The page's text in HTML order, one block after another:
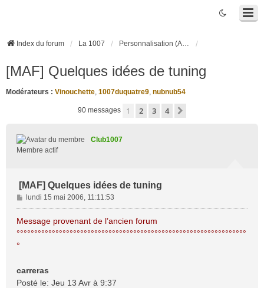
Index du forum La 1007 Personnalisation (Accessoires, Tuning, ...)
[MAF] Quelques idées de tuning
Modérateurs : Vinouchette, 1007duquatre9, nubnub54
90 messages 1 2 3 4
Club1007
Membre actif
[MAF] Quelques idées de tuning
M
e
s
s
lundi 15 mai 2006, 11:11:53
Message provenant de l’ancien forum
°°°°°°°°°°°°°°°°°°°°°°°°°°°°°°°°°°°°°°°°°°°°°°°°°°°°°°°°°°°°°°°°°
°
carreras
Posté le: Jeu 13 Avr à 9:37